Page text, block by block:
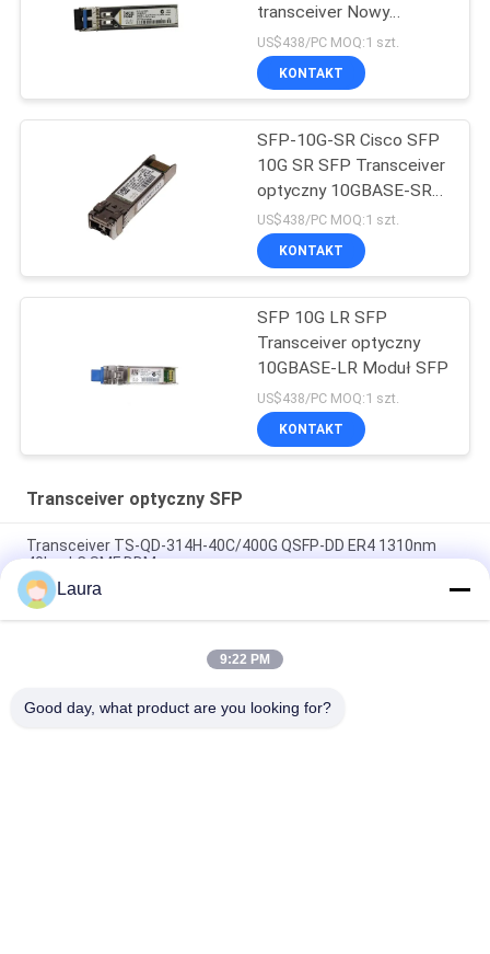
transceiver Nowy
Oryginał
US$438/PC MOQ:1 szt.
KONTAKT
SFP-10G-SR Cisco SFP
10G SR SFP Transceiver
optyczny 10GBASE-SR
Moduł SFP
US$438/PC MOQ:1 szt.
KONTAKT
SFP 10G LR SFP
Transceiver optyczny
10GBASE-LR Moduł SFP
US$438/PC MOQ:1 szt.
KONTAKT
Transceiver optyczny SFP
Transceiver TS-QD-314H-40C/400G QSFP-DD ER4 1310nm
40km LC SMF DDM
SFP-10G-LR-C, Moduł optyczny Huawei SFP+, 10G, 1310nm,
10km, LC
SFP-10G-SR, Transceiver Cisco SFP+, 10 Gb/s/850nm
Laura
9:22 PM
Good day, what product are you looking for?